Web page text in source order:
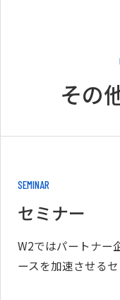
その
SEMINAR
セミナー
W2ではパートナー
ースを加速させる